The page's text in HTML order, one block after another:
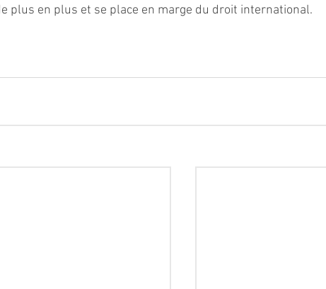
plus en plus et se place en marge du droit international.